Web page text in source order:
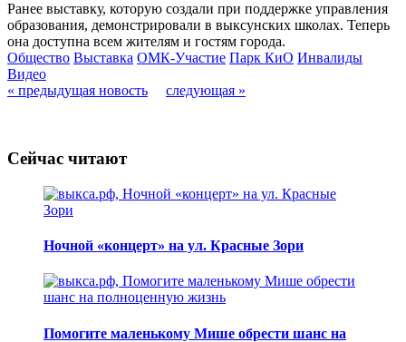
Ранее выставку, которую создали при поддержке управления
образования, демонстрировали в выксунских школах. Теперь
она доступна всем жителям и гостям города.
Общество Выставка ОМК-Участие Парк КиО Инвалиды
Видео
« предыдущая новость
следующая »
Сейчас читают
Ночной «концерт» на ул. Красные Зори
Помогите маленькому Мише обрести шанс на